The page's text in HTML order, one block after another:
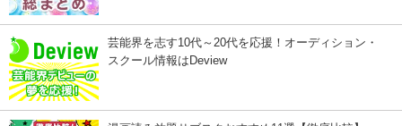
芸能界を志す10代～20代を応援！オーディション・
スクール情報はDeview